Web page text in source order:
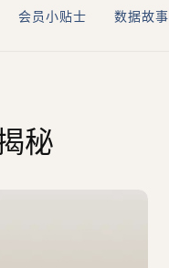
会员小贴士 数据故事
秘